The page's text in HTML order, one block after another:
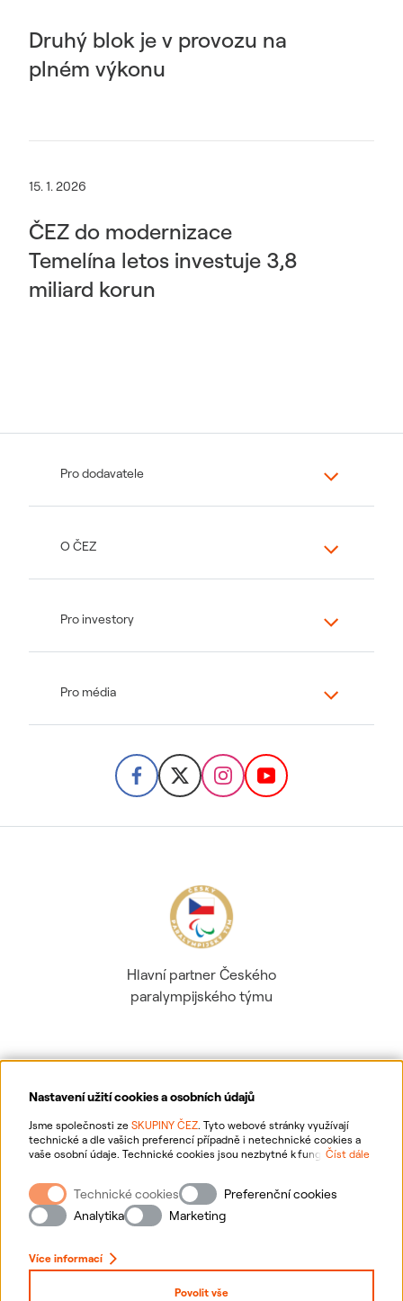
Nastavení užití cookies a osobních údajů
Jsme společnosti ze SKUPINY ČEZ. Tyto webové stránky využívají
technické a dle vašich preferencí případně i netechnické cookies a
vaše osobní údaje. Technické cookies jsou nezbytné k fungování
webové stránky vašim preferencím, k personalizaci reklam a analytice.
Pro sběr a zpracování netechnických cookies a vašich osobních údajů
nám můžete udělit souhlas. Bližší informace o vašich právech,
zpracování osobních údajů, včetně možnosti odvolání udělených
Číst dále
Technické cookies
Preferenční cookies
Analytika
Marketing
Více informací
Povolit vše
Druhý blok je v provozu na
plném výkonu
15. 1. 2026
ČEZ do modernizace
Temelína letos investuje 3,8
miliard korun
Pro dodavatele
O ČEZ
Pro investory
Pro média
Hlavní partner Českého
paralympijského týmu
Ochrana osobních údajů
Informace o webu
Nastavení cookies
Přihlásit se